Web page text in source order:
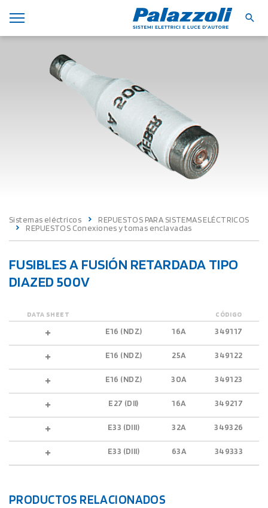
Sistemas eléctricos
REPUESTOS PARA SISTEMAS ELÉCTRICOS
REPUESTOS Conexiones y tomas enclavadas
FUSIBLES A FUSIÓN RETARDADA TIPO
DIAZED 500V
DATA SHEET CÓDIGO
E16 (NDZ) 16A 349117
E16 (NDZ) 25A 349122
E16 (NDZ) 30A 349123
E27 (DII) 16A 349217
E33 (DIII) 32A 349326
E33 (DIII) 63A 349333
PRODUCTOS RELACIONADOS